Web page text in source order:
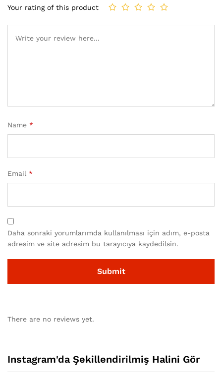
Your rating of this product
Name *
Email *
Daha sonraki yorumlarımda kullanılması için adım, e-posta
adresim ve site adresim bu tarayıcıya kaydedilsin.
There are no reviews yet.
Instagram'da Şekillendirilmiş Halini Gör